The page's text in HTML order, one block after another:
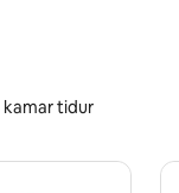
kamar tidur